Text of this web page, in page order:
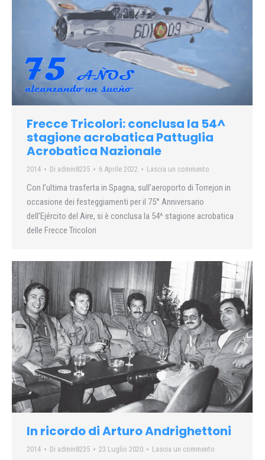
Frecce Tricolori: conclusa la 54^
stagione acrobatica Pattuglia
Acrobatica Nazionale
2014 Di admin8235 6 Aprile 2022 Lascia un commento
Con l’ultima trasferta in Spagna, sull’aeroporto di Torrejon in
occasione dei festeggiamenti per il 75° Anniversario
dell’Ejército del Aire, si è conclusa la 54^ stagione acrobatica
delle Frecce Tricolori
In ricordo di Arturo Andrighettoni
2014 Di admin8235 23 Luglio 2020 Lascia un commento